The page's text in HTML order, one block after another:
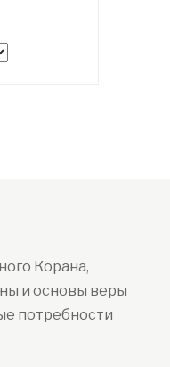
Корана,
и основы веры
потребности